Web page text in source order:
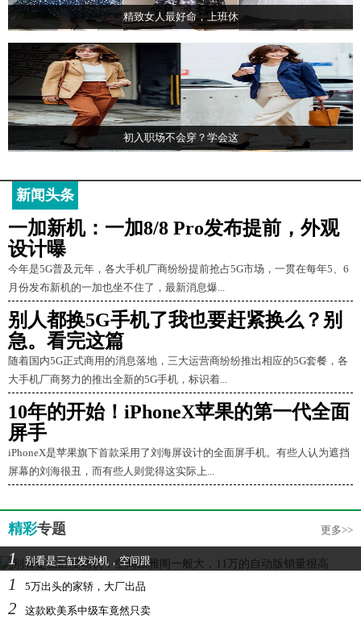
精致女人最好命，上班休
初入职场不会穿？学会这
新闻头条
一加新机：一加8/8 Pro发布提前，外观
设计曝
今年是5G普及元年，各大手机厂商纷纷提前抢占5G市场，一贯在每年5、6
月份发布新机的一加也坐不住了，最新消息爆...
别人都换5G手机了我也要赶紧换么？别
急。看完这篇
随着国内5G正式商用的消息落地，三大运营商纷纷推出相应的5G套餐，各
大手机厂商努力的推出全新的5G手机，标识着...
10年的开始！iPhoneX苹果的第一代全面
屏手
iPhoneX是苹果旗下首款采用了刘海屏设计的全面屏手机。有些人认为遮挡
屏幕的刘海很丑，而有些人则觉得这实际上...
精彩专题 更多>>
1 别看是三缸发动机，空间跟
1 5万出头的家轿，大厂出品
2 这款欧美系中级车竟然只卖